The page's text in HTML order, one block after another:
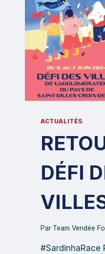
ACTUALITÉS
DÉFI
Par Team Vendée
#SardinhaRace